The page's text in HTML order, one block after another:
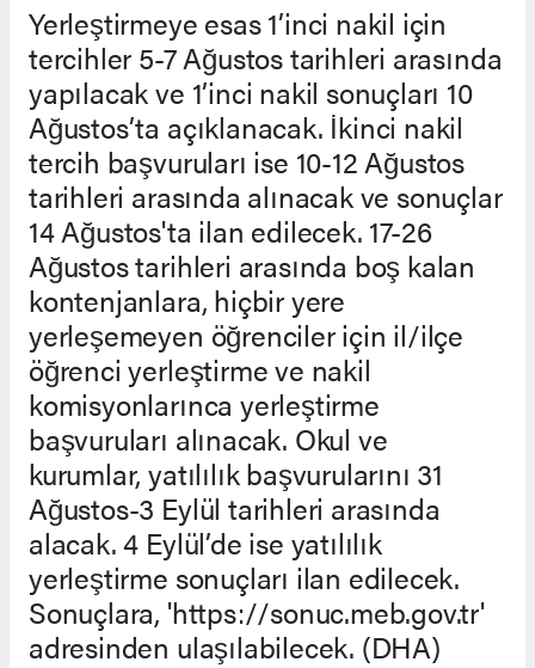
Yerleştirmeye esas 1’inci nakil için
tercihler 5-7 Ağustos tarihleri arasında
yapılacak ve 1’inci nakil sonuçları 10
Ağustos’ta açıklanacak. İkinci nakil
tercih başvuruları ise 10-12 Ağustos
tarihleri arasında alınacak ve sonuçlar
14 Ağustos'ta ilan edilecek. 17-26
Ağustos tarihleri arasında boş kalan
kontenjanlara, hiçbir yere
yerleşemeyen öğrenciler için il/ilçe
öğrenci yerleştirme ve nakil
komisyonlarınca yerleştirme
başvuruları alınacak. Okul ve
kurumlar, yatılılık başvurularını 31
Ağustos-3 Eylül tarihleri arasında
alacak. 4 Eylül’de ise yatılılık
yerleştirme sonuçları ilan edilecek.
Sonuçlara, 'https://sonuc.meb.gov.tr'
adresinden ulaşılabilecek. (DHA)